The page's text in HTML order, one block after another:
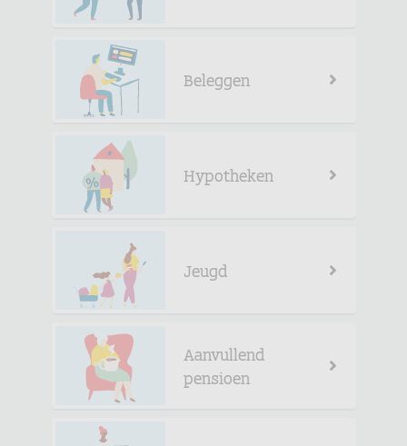
Beleggen
Hypotheken
Jeugd
Aanvullend
pensioen